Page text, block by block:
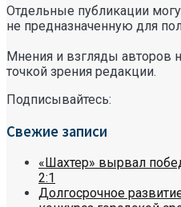
Отдельные публикации
не предназначенную для
Мнения и взгляды авторов
точкой зрения редакции.
Подписывайтесь:
Свежие записи
«Шахтер» вырвал
2:1
Долгосрочное